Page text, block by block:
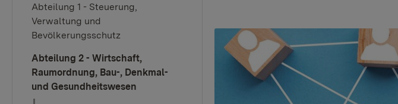
Abteilung 1 - Steuerung,
Verwaltung und
Bevölkerungsschutz
Abteilung 2 - Wirtschaft,
Raumordnung, Bau-, Denkmal-
und Gesundheitswesen